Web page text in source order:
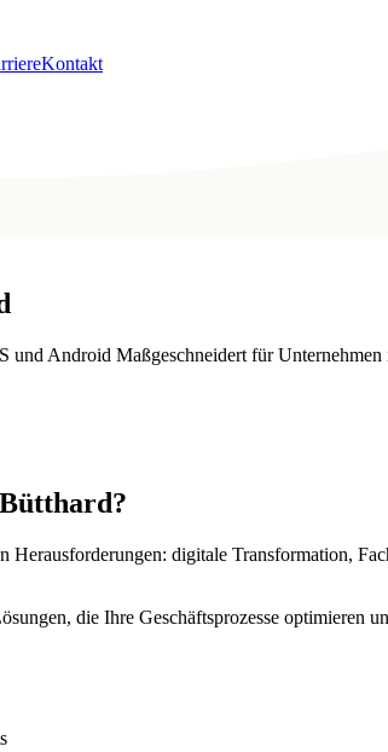
Kontakt
Android Maßgeschneidert für
Herausforderungen: digitale Transformation,
die Ihre Geschäftsprozesse optimieren